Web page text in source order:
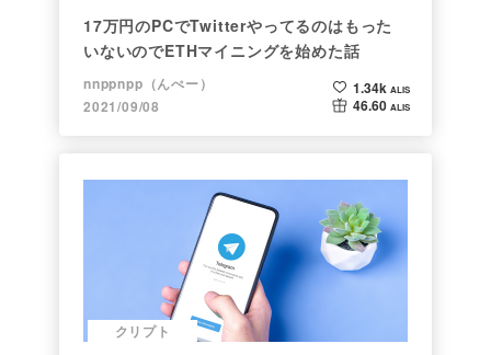
17万円のPCでTwitterやってるのはもった
いないのでETHマイニングを始めた話
nnppnpp（んぺー）
2021/09/08
1.34k ALIS
46.60 ALIS
クリプト